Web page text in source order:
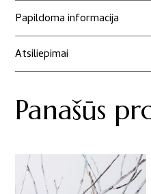
Papildoma informacija
Atsiliepimai
Panašūs